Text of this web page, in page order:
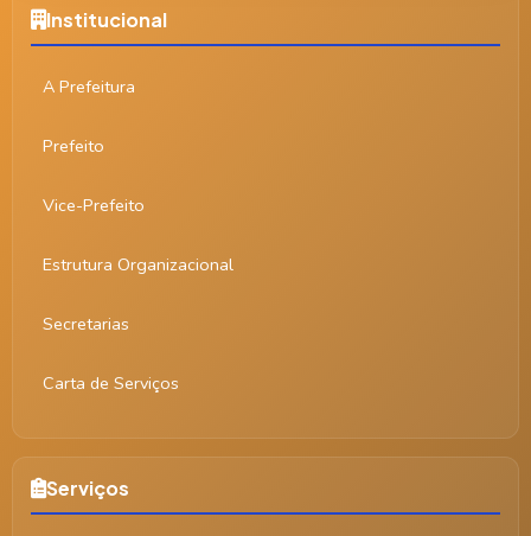
Institucional
A Prefeitura
Prefeito
Vice-Prefeito
Estrutura Organizacional
Secretarias
Carta de Serviços
Serviços